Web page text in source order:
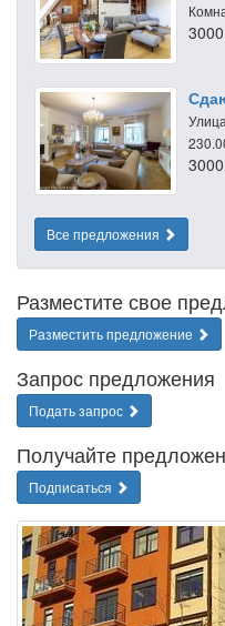
Все предложения
Разместите свое
Разместить предложение
Запрос предложения
Подать запрос
Получайте
Подписаться